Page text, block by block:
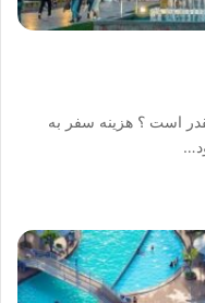
است ؟ هزینه سفر به